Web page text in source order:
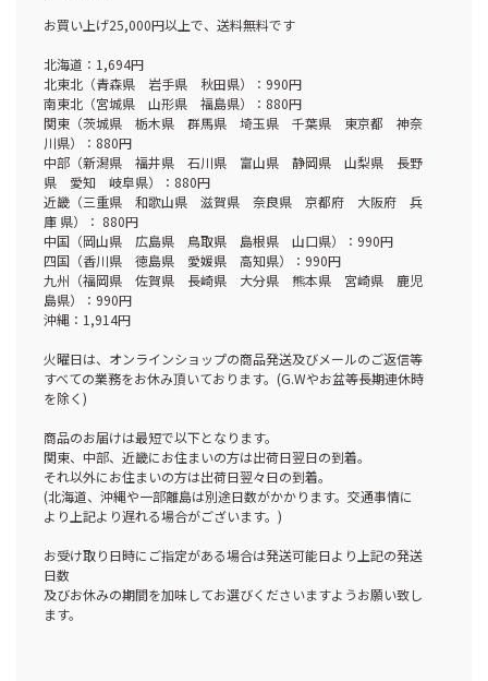
お買い上げ25,000円以上で、送料無料です
北海道：1,694円
北東北（青森県 岩手県 秋田県）：990円
南東北（宮城県 山形県 福島県）：880円
関東（茨城県 栃木県 群馬県 埼玉県 千葉県 東京都 神奈
川県）：880円
中部（新潟県 福井県 石川県 富山県 静岡県 山梨県 長野
県 愛知 岐阜県）：880円
近畿（三重県 和歌山県 滋賀県 奈良県 京都府 大阪府 兵
庫 県）： 880円
中国（岡山県 広島県 鳥取県 島根県 山口県）：990円
四国（香川県 徳島県 愛媛県 高知県）：990円
九州（福岡県 佐賀県 長崎県 大分県 熊本県 宮崎県 鹿児
島県）：990円
沖縄：1,914円
火曜日は、オンラインショップの商品発送及びメールのご返信等
すべての業務をお休み頂いております。(G.Wやお盆等長期連休時
を除く)
商品のお届けは最短で以下となります。
関東、中部、近畿にお住まいの方は出荷日翌日の到着。
それ以外にお住まいの方は出荷日翌々日の到着。
(北海道、沖縄や一部離島は別途日数がかかります。交通事情に
より上記より遅れる場合がございます。)
お受け取り日時にご指定がある場合は発送可能日より上記の発送
日数
及びお休みの期間を加味してお選びくださいますようお願い致し
ます。